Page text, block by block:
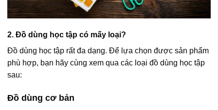
2. Đồ dùng học tập có mấy loại?
Đồ dùng học tập rất đa dạng. Để lựa chọn được sản phẩm
phù hợp, bạn hãy cùng xem qua các loại đồ dùng học tập
sau:
Đồ dùng cơ bản